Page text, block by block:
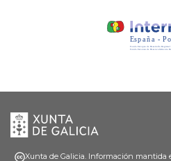
Xunta
de
Galicia
Xunta de Galicia. Información